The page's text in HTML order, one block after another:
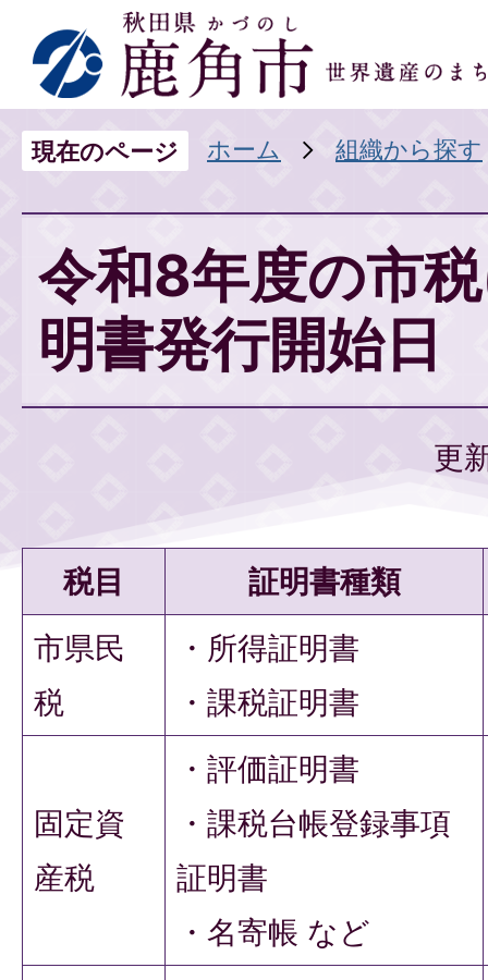
現在のページ ホーム 組織から探す
令和8年度の市
明書発行開始日
更
税目
証明書種類
市県民
税
・所得証明書
・課税証明書
固定資
産税
・評価証明書
・課税台帳登録事項
証明書
・名寄帳 など